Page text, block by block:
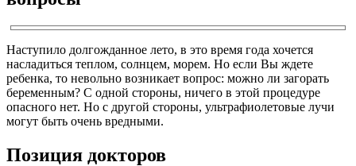
Наступило долгожданное лето, в это время года хочется
насладиться теплом, солнцем, морем. Но если Вы ждете
ребенка, то невольно возникает вопрос: можно ли загорать
беременным? С одной стороны, ничего в этой процедуре
опасного нет. Но с другой стороны, ультрафиолетовые лучи
могут быть очень вредными.
Позиция докторов